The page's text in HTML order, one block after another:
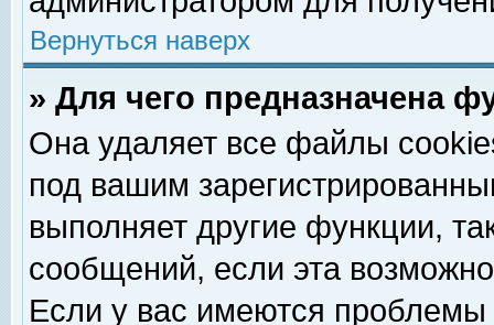
Вернуться наверх
» Для чего предназначена
Она удаляет все файлы
под вашим
выполняет другие функции,
сообщений, если эта
Если у вас имеются